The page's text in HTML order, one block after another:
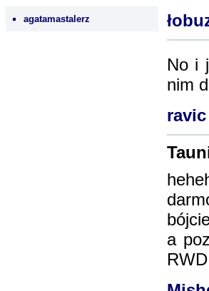
agatamastalerz
No i
nim
ravic
a